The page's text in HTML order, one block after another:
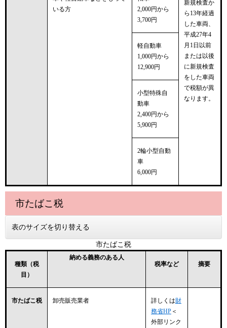
いる方
2,000円から
3,700円
新規検査か
ら13年経過
した車両、
平成27年4
月1日以前
または以後
に新規検査
をした車両
で税額が異
なります。
軽自動車
1,000円から
12,900円
小型特殊自
動車
2,400円から
5,900円
2輪小型自動
車
6,000円
市たばこ税
表のサイズを切り替える
市たばこ税
種類（税
目）
納める義務のある人
税率など
摘要
市たばこ税 卸売販売業者 詳しくは財
務省HP＜
外部リンク